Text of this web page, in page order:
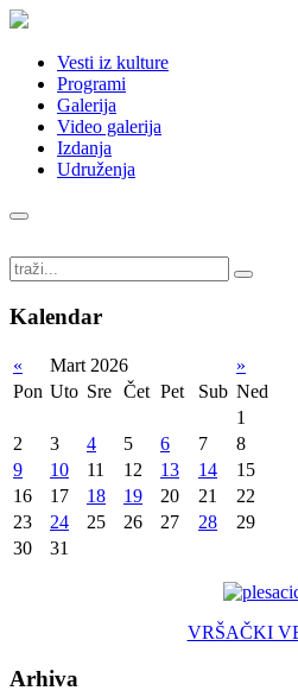
Vesti iz kulture
Programi
Galerija
Video galerija
Izdanja
Udruženja
Kalendar
« Mart 2026
»
Pon Uto Sre Čet Pet Sub Ned
1
2
3 4 5 6 7
8
9
10 11 12 13 14
15
16
17 18 19 20 21
22
23
24 25 26 27 28
29
30
31
VRŠAČKI
Arhiva